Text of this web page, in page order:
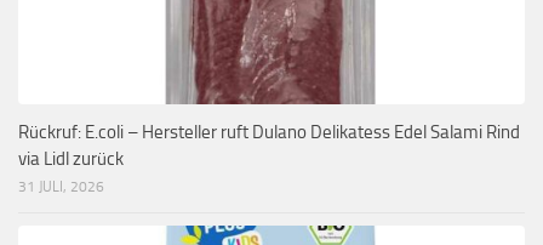
Rückruf: E.coli – Hersteller ruft Dulano Delikatess Edel Salami Rind
via Lidl zurück
31 JULI, 2026